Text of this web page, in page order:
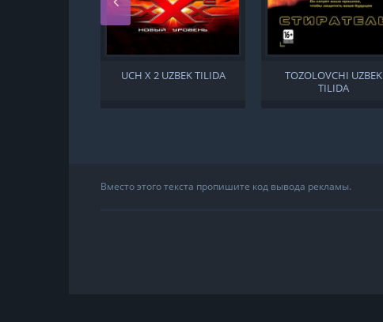
UCH X 2 UZBEK TILIDA
TOZOLOVCHI UZBEK
TILIDA
Вместо этого текста пропишите код вывода рекламы.